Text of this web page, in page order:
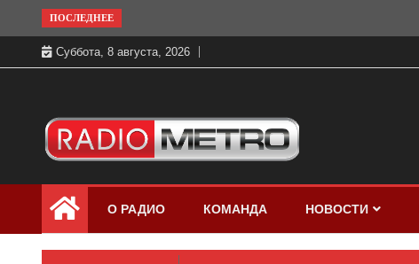
to
content
ПОСЛЕДНЕЕ
Суббота, 8 августа, 2026
Радио МЕТРО
бесплатно в хорошем качестве Санкт-
Петербург и Россия
О РАДИО КОМАНДА НОВОСТИ